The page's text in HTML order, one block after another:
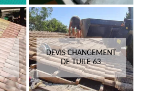
DEVIS CHANGEMENT
DE TUILE 63